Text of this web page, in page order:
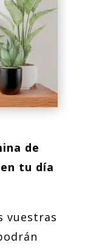
de
tu día
vuestras